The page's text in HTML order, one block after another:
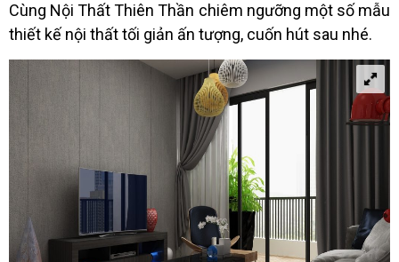
Cùng Nội Thất Thiên Thần chiêm ngưỡng một số mẫu
thiết kế nội thất tối giản ấn tượng, cuốn hút sau nhé.